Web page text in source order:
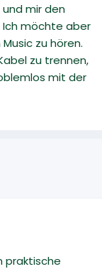
mir den
Ich möchte aber
zu hören.
zu trennen,
mit der
praktische